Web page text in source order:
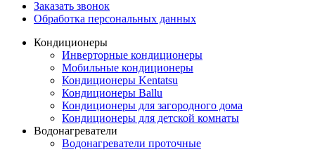
Заказать звонок
Обработка персональных данных
Кондиционеры
Инверторные кондиционеры
Мобильные кондиционеры
Кондиционеры Kentatsu
Кондиционеры Ballu
Кондиционеры для загородного дома
Кондиционеры для детской комнаты
Водонагреватели
Водонагреватели проточные